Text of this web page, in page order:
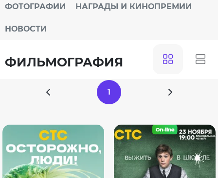
ФОТОГРАФИИ НАГРАДЫ И КИНОПРЕМИИ
НОВОСТИ
ФИЛЬМОГРАФИЯ
1